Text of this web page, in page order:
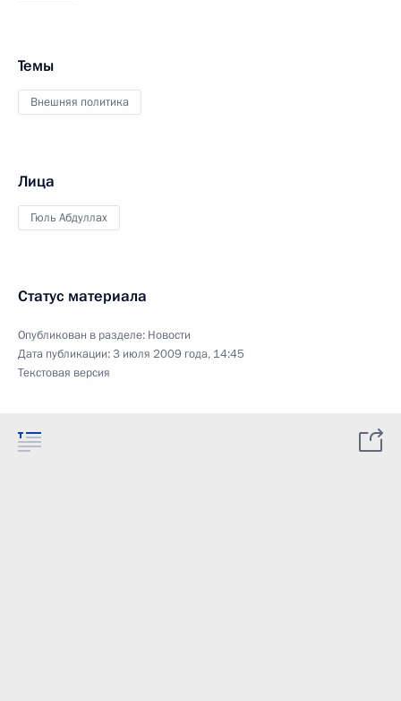
Темы
Внешняя политика
Лица
Гюль Абдуллах
Статус материала
Опубликован в разделе: Новости
Дата публикации:3 июля 2009 года, 14:45
Текстовая версия